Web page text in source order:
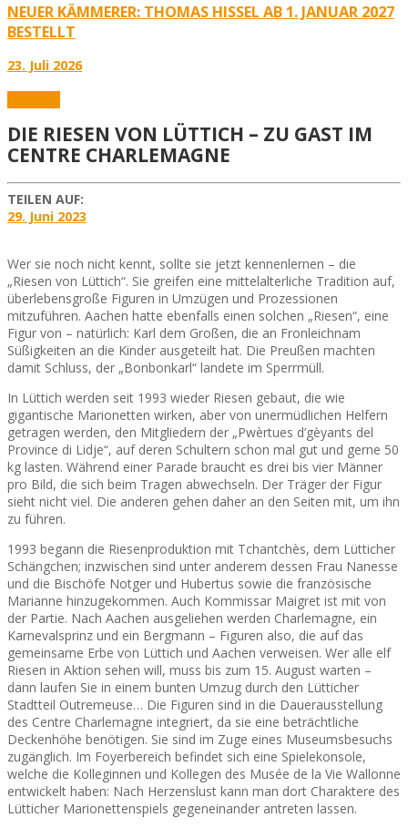
NEUER KÄMMERER: THOMAS HISSEL AB 1. JANUAR 2027
BESTELLT
23. Juli 2026
DIE RIESEN VON LÜTTICH – ZU GAST IM
CENTRE CHARLEMAGNE
TEILEN AUF:
29. Juni 2023
Wer sie noch nicht kennt, sollte sie jetzt kennenlernen – die
„Riesen von Lüttich“. Sie greifen eine mittelalterliche Tradition auf,
überlebensgroße Figuren in Umzügen und Prozessionen
mitzuführen. Aachen hatte ebenfalls einen solchen „Riesen“, eine
Figur von – natürlich: Karl dem Großen, die an Fronleichnam
Süßigkeiten an die Kinder ausgeteilt hat. Die Preußen machten
damit Schluss, der „Bonbonkarl“ landete im Sperrmüll.
In Lüttich werden seit 1993 wieder Riesen gebaut, die wie
gigantische Marionetten wirken, aber von unermüdlichen Helfern
getragen werden, den Mitgliedern der „Pwèrtues d’gèyants del
Province di Lidje“, auf deren Schultern schon mal gut und gerne 50
kg lasten. Während einer Parade braucht es drei bis vier Männer
pro Bild, die sich beim Tragen abwechseln. Der Träger der Figur
sieht nicht viel. Die anderen gehen daher an den Seiten mit, um ihn
zu führen.
1993 begann die Riesenproduktion mit Tchantchès, dem Lütticher
Schängchen; inzwischen sind unter anderem dessen Frau Nanesse
und die Bischöfe Notger und Hubertus sowie die französische
Marianne hinzugekommen. Auch Kommissar Maigret ist mit von
der Partie. Nach Aachen ausgeliehen werden Charlemagne, ein
Karnevalsprinz und ein Bergmann – Figuren also, die auf das
gemeinsame Erbe von Lüttich und Aachen verweisen. Wer alle elf
Riesen in Aktion sehen will, muss bis zum 15. August warten –
dann laufen Sie in einem bunten Umzug durch den Lütticher
Stadtteil Outremeuse… Die Figuren sind in die Dauerausstellung
des Centre Charlemagne integriert, da sie eine beträchtliche
Deckenhöhe benötigen. Sie sind im Zuge eines Museumsbesuchs
zugänglich. Im Foyerbereich befindet sich eine Spielekonsole,
welche die Kolleginnen und Kollegen des Musée de la Vie Wallonne
entwickelt haben: Nach Herzenslust kann man dort Charaktere des
Lütticher Marionettenspiels gegeneinander antreten lassen.